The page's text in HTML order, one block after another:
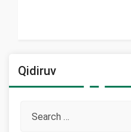
Qidiruv